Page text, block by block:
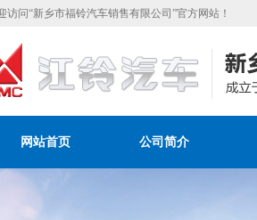
访问“新乡市福铃汽车销售有限公司”官方网站！
网站首页 公司简介